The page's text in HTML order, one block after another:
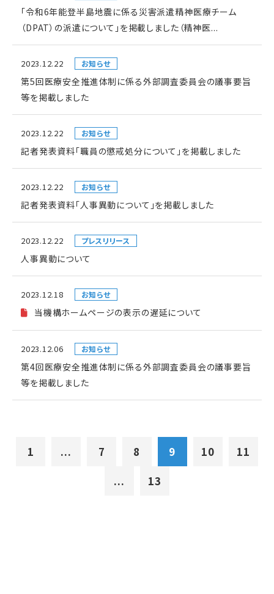
「令和6年能登半島地震に係る災害派遣精神医療チーム
（DPAT）の派遣について」を掲載しました（精神医...
2023.12.22 お知らせ
第5回医療安全推進体制に係る外部調査委員会の議事要旨
等を掲載しました
2023.12.22 お知らせ
記者発表資料「職員の懲戒処分について」を掲載しました
2023.12.22 お知らせ
記者発表資料「人事異動について」を掲載しました
2023.12.22 プレスリリース
人事異動について
2023.12.18 お知らせ
当機構ホームページの表示の遅延について
2023.12.06 お知らせ
第4回医療安全推進体制に係る外部調査委員会の議事要旨
等を掲載しました
1 ... 7 8 9 10
11
...
13